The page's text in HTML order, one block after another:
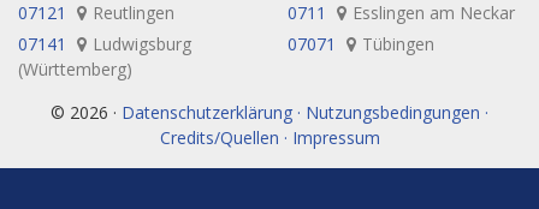
07121
Reutlingen 0711
Esslingen am Neckar
07141
Ludwigsburg
(Württemberg)
07071 Tübingen
© 2026 · Datenschutzerklärung · Nutzungsbedingungen ·
Credits/Quellen · Impressum